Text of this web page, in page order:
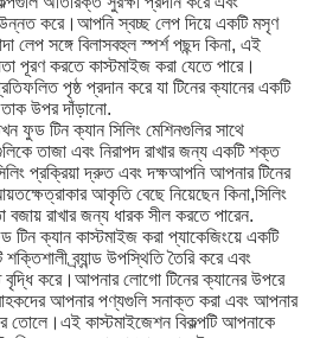
উন্নত করে।আপনি স্বচ্ছ লেপ দিয়ে একটি মসৃণ
লেপ সঙ্গে বিলাসবহুল স্পর্শ পছন্দ কিনা, এই
পূরণ করতে কাস্টমাইজ করা যেতে পারে।
পৃষ্ঠ প্রদান করে যা টিনের ক্যানের একটি
উপর দাঁড়ানো.
ফুড টিন ক্যান সিলিং মেশিনগুলির সাথে
তাজা এবং নিরাপদ রাখার জন্য একটি শক্ত
প্রক্রিয়া দ্রুত এবং দক্ষআপনি আপনার টিনের
আকৃতি বেছে নিয়েছেন কিনা,সিলিং
বজায় রাখার জন্য ধারক সীল করতে পারেন.
টিন ক্যান কাস্টমাইজ করা প্যাকেজিংয়ে একটি
ব্র্যান্ড উপস্থিতি তৈরি করে এবং
বৃদ্ধি করে।আপনার লোগো টিনের ক্যানের উপরে
আপনার পণ্যগুলি সনাক্ত করা এবং আপনার
তোলে।এই কাস্টমাইজেশন বিকল্পটি আপনাকে